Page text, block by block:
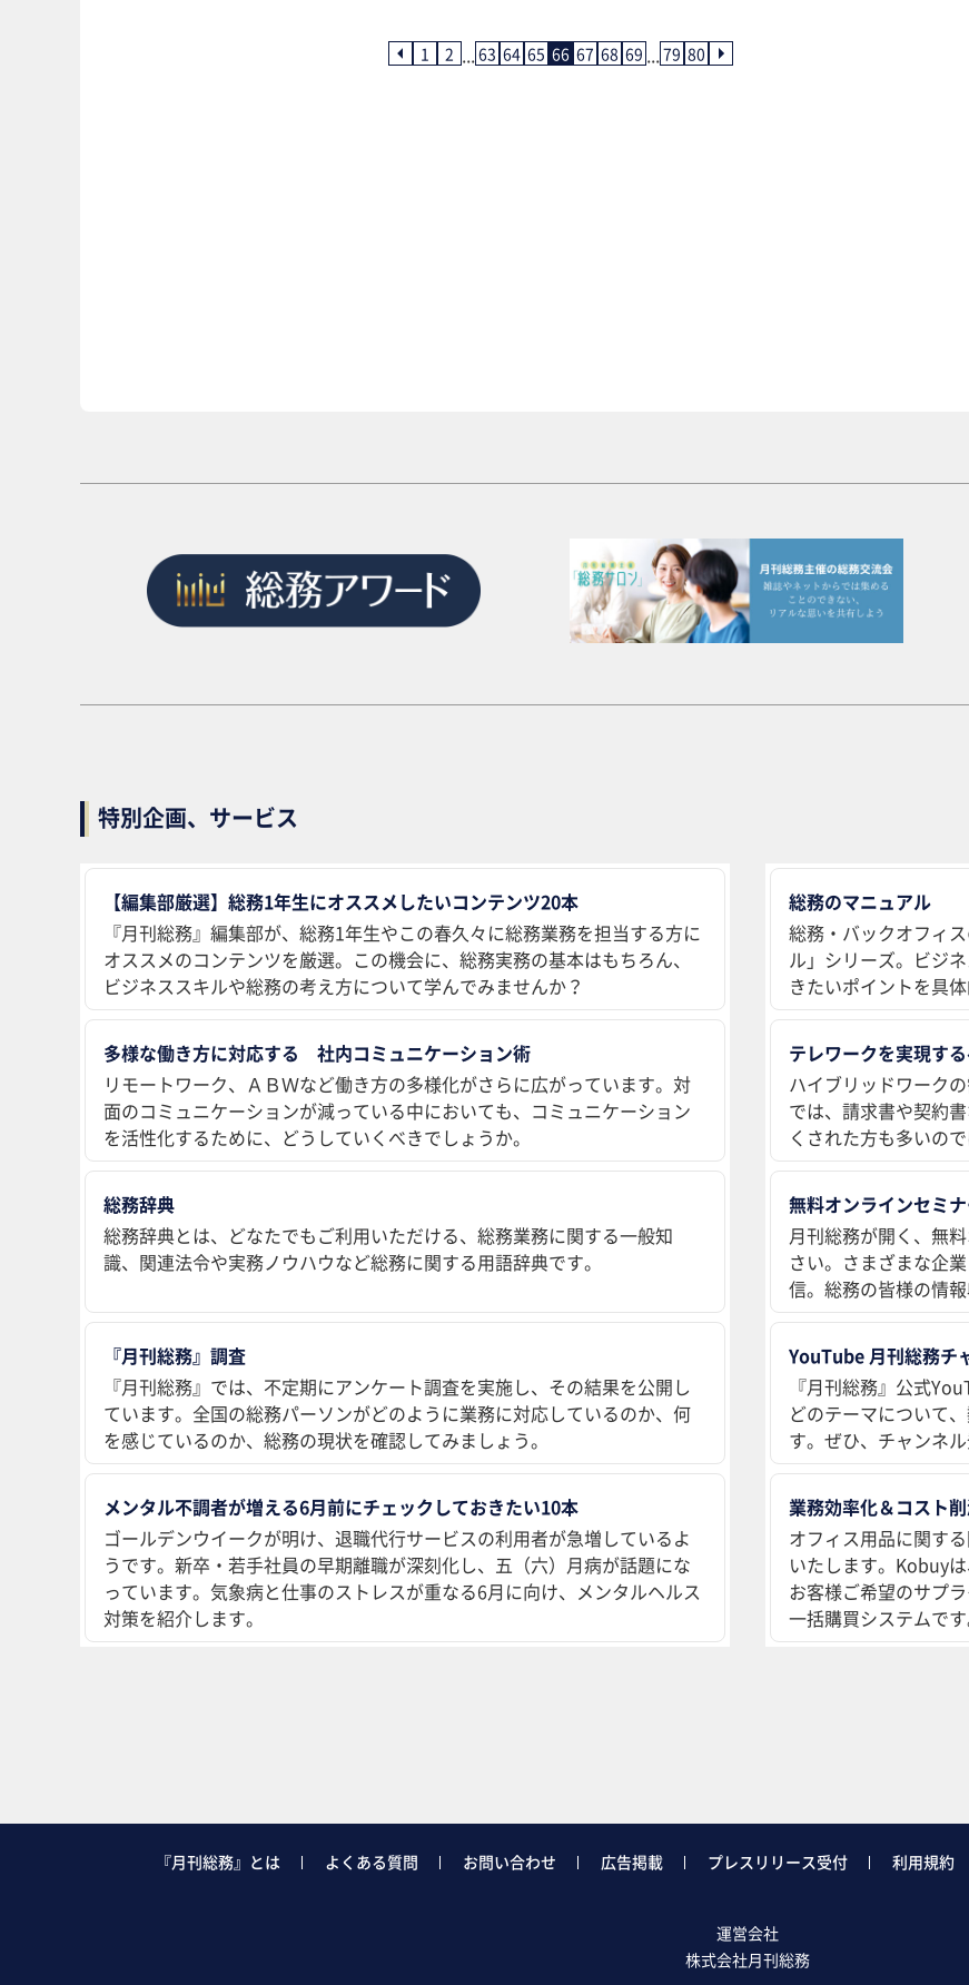
1 2 ...63 64 65 66 67 68 69 ...79 80
特別企画、サービス
【編集部厳選】総務1年生にオススメしたいコンテンツ20本
『月刊総務』編集部が、総務1年生やこの春久々に総務業務を担当する方に
オススメのコンテンツを厳選。この機会に、総務実務の基本はもちろん、
ビジネススキルや総務の考え方について学んでみませんか？
総務のマニュアル
総務・バックオフィ
ル」シリーズ。ビジ
きたいポイントを具
多様な働き方に対応する 社内コミュニケーション術
リモートワーク、ＡＢＷなど働き方の多様化がさらに広がっています。対
面のコミュニケーションが減っている中においても、コミュニケーション
を活性化するために、どうしていくべきでしょうか。
テレワークを実現す
ハイブリッドワーク
では、請求書や契約
くされた方も多いの
総務辞典
総務辞典とは、どなたでもご利用いただける、総務業務に関する一般知
識、関連法令や実務ノウハウなど総務に関する用語辞典です。
無料オンラインセミ
月刊総務が開く、無
さい。さまざまな企
信。総務の皆様の情
『月刊総務』調査
『月刊総務』では、不定期にアンケート調査を実施し、その結果を公開し
ています。全国の総務パーソンがどのように業務に対応しているのか、何
を感じているのか、総務の現状を確認してみましょう。
YouTube 月刊総務チ
『月刊総務』公式
どのテーマについて
す。ぜひ、チャンネ
メンタル不調者が増える6月前にチェックしておきたい10本
ゴールデンウイークが明け、退職代行サービスの利用者が急増しているよ
うです。新卒・若手社員の早期離職が深刻化し、五（六）月病が話題にな
っています。気象病と仕事のストレスが重なる6月に向け、メンタルヘルス
対策を紹介します。
業務効率化＆コスト
オフィス用品に関す
いたします。Kobuy
お客様ご希望のサプ
一括購買システムです
『月刊総務』とは よくある質問 お問い合わせ 広告掲載 プレスリリース受付 利用規約
運営会社
株式会社月刊総務